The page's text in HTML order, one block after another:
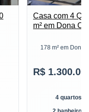
Casa com 4
m² em Dona
178 m² em Dona
R$
4 quartos